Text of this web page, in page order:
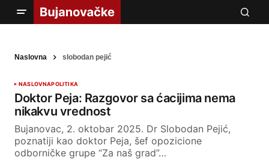
Naslovna slobodan pejić
NASLOVNAPOLITIKA
Doktor Peja: Razgovor sa ćacijima nema
nikakvu vrednost
Bujanovac, 2. oktobar 2025. Dr Slobodan Pejić,
poznatiji kao doktor Peja, šef opozicione
odborničke grupe “Za naš grad”…